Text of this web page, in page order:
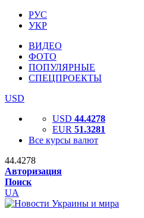
РУС
УКР
ВИДЕО
ФОТО
ПОПУЛЯРНЫЕ
СПЕЦПРОЕКТЫ
USD
USD 44.4278
EUR 51.3281
Все курсы валют
44.4278
Авторизация
Поиск
UA